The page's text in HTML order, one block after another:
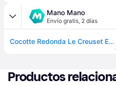
Mano Mano
Envío gratis, 2 días
Cocotte Redonda Le Creuset Evolution 24cm Hierro Fundido Merengue
Productos